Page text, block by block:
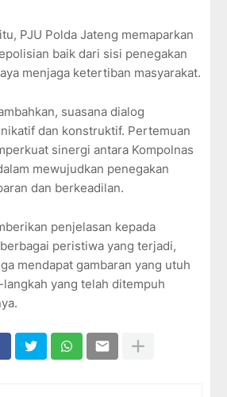
PJU Polda Jateng memaparkan
baik dari sisi penegakan
menjaga ketertiban masyarakat.
suasana dialog
dan konstruktif. Pertemuan
sinergi antara Kompolnas
mewujudkan penegakan
dan berkeadilan.
penjelasan kepada
peristiwa yang terjadi,
mendapat gambaran yang utuh
yang telah ditempuh